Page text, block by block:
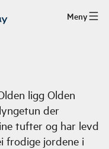
Meny
ligg Olden
der
tufter og har levd
frodige jordene i